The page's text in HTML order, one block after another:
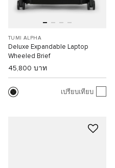
TUMI ALPHA
Deluxe Expandable Laptop
Wheeled Brief
45,800 บาท
เปรียบเทียบ